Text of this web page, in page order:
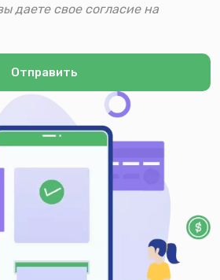
даете свое согласие на
Отправить